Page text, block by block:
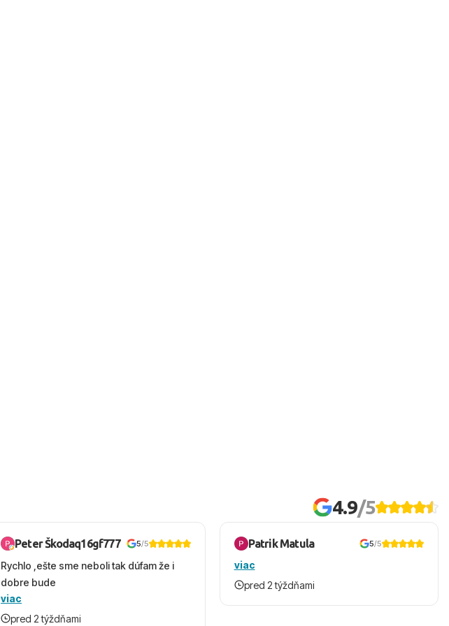
4.9/5
Peter Škodaq16gf777 5/5
Rychlo ,ešte sme neboli tak dúfam že i
dobre bude
viac
pred 2 týždňami
Patrik Matula 5/5
viac
pred 2 týždňami